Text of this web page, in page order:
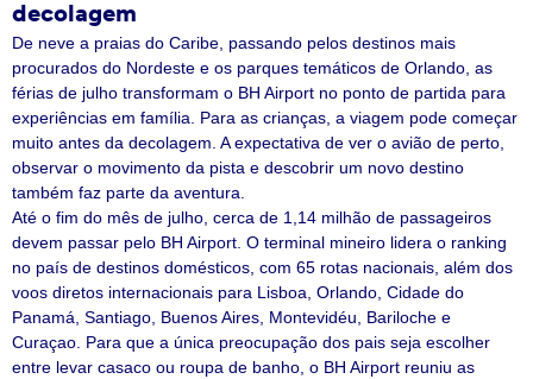
decolagem
De neve a praias do Caribe, passando pelos destinos mais
procurados do Nordeste e os parques temáticos de Orlando, as
férias de julho transformam o BH Airport no ponto de partida para
experiências em família. Para as crianças, a viagem pode começar
muito antes da decolagem. A expectativa de ver o avião de perto,
observar o movimento da pista e descobrir um novo destino
também faz parte da aventura.
Até o fim do mês de julho, cerca de 1,14 milhão de passageiros
devem passar pelo BH Airport. O terminal mineiro lidera o ranking
no país de destinos domésticos, com 65 rotas nacionais, além dos
voos diretos internacionais para Lisboa, Orlando, Cidade do
Panamá, Santiago, Buenos Aires, Montevidéu, Bariloche e
Curaçao. Para que a única preocupação dos pais seja escolher
entre levar casaco ou roupa de banho, o BH Airport reuniu as